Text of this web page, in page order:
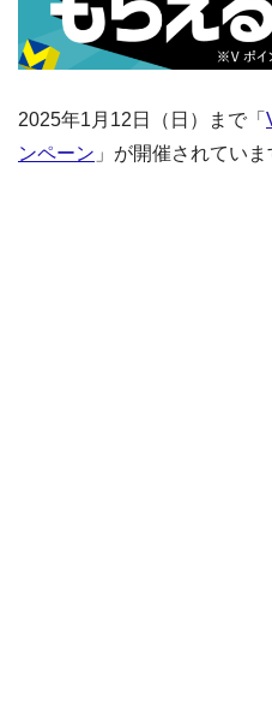
2025年1月12日（日）まで「
ンペーン 」が開催されていま